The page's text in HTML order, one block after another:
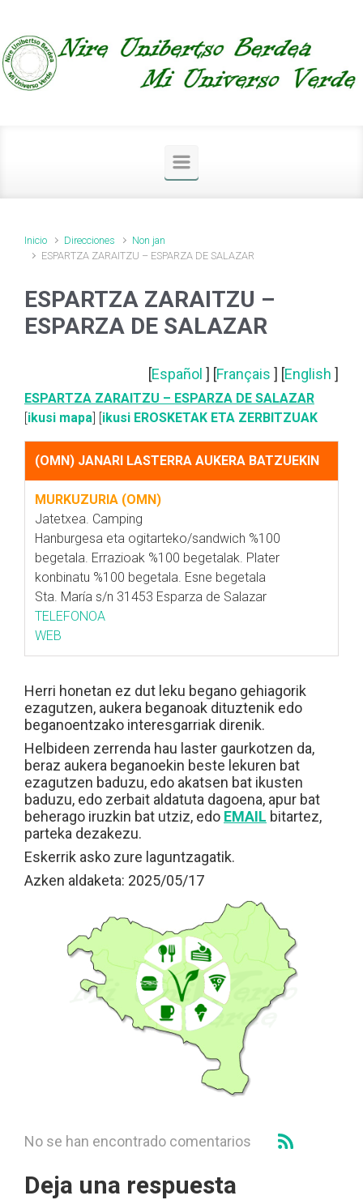
Inicio Direcciones
Non jan
ESPARTZA ZARAITZU – ESPARZA DE SALAZAR
ESPARTZA ZARAITZU –
ESPARZA DE SALAZAR
[Español ] [Français ] [English ]
ESPARTZA ZARAITZU – ESPARZA DE SALAZAR
[ikusi mapa] [ikusi EROSKETAK ETA ZERBITZUAK
(OMN) JANARI LASTERRA AUKERA BATZUEKIN
MURKUZURIA (OMN)
Jatetxea. Camping
Hanburgesa eta ogitarteko/sandwich %100
begetala. Errazioak %100 begetalak. Plater
konbinatu %100 begetala. Esne begetala
Sta. María s/n 31453 Esparza de Salazar
TELEFONOA
WEB
Herri honetan ez dut leku begano gehiagorik
ezagutzen, aukera beganoak dituztenik edo
beganoentzako interesgarriak direnik.
Helbideen zerrenda hau laster gaurkotzen da,
beraz aukera beganoekin beste lekuren bat
ezagutzen baduzu, edo akatsen bat ikusten
baduzu, edo zerbait aldatuta dagoena, apur bat
beherago iruzkin bat utziz, edo EMAIL bitartez,
parteka dezakezu.
Eskerrik asko zure laguntzagatik.
Azken aldaketa: 2025/05/17
No se han encontrado comentarios
Deja una respuesta